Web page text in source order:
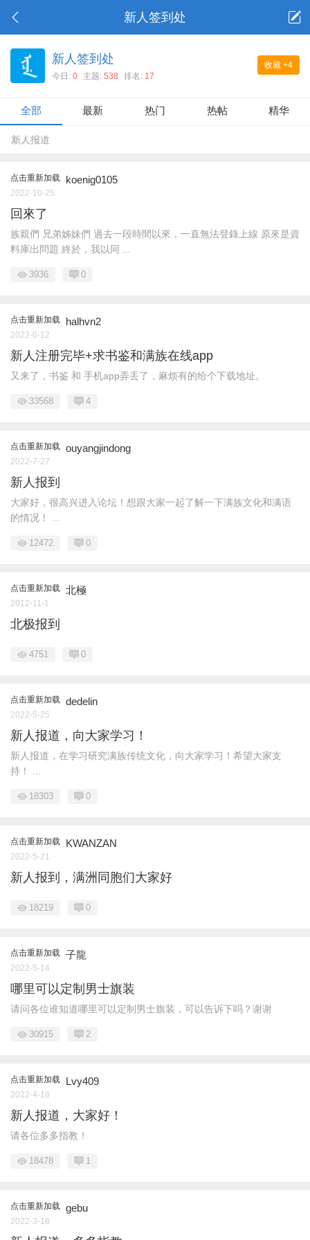
新人签到处
收藏 +4
新人签到处
今日: 0 主题: 538 排名: 17
全部 最新 热门 热帖 精华
新人报道
点击重新加载 koenig0105
2022-10-25
回來了
族親們 兄弟姊妹們 過去一段時間以來，一直無法登錄上線 原來是資
料庫出問題 終於，我以同 ...
3936 0
点击重新加载 halhvn2
2022-6-12
新人注册完毕+求书鉴和满族在线app
又来了，书鉴 和 手机app弄丢了，麻烦有的给个下载地址。
33568 4
点击重新加载 ouyangjindong
2022-7-27
新人报到
大家好，很高兴进入论坛！想跟大家一起了解一下满族文化和满语
的情况！ ...
12472 0
点击重新加载 北極
2012-11-1
北极报到
4751 0
点击重新加载 dedelin
2022-5-25
新人报道，向大家学习！
新人报道，在学习研究满族传统文化，向大家学习！希望大家支
持！ ...
18303 0
点击重新加载 KWANZAN
2022-5-21
新人报到，满洲同胞们大家好
18219 0
点击重新加载 子龍
2022-5-14
哪里可以定制男士旗装
请问各位谁知道哪里可以定制男士旗装，可以告诉下吗？谢谢
30915 2
点击重新加载 Lvy409
2022-4-18
新人报道，大家好！
请各位多多指教！
18478 1
点击重新加载 gebu
2022-3-18